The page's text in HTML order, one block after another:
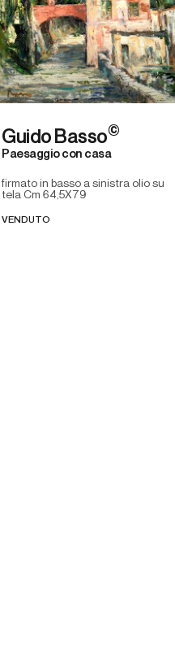
Guido Basso©
Paesaggio con casa
firmato in basso a sinistra olio su
tela Cm 64,5X79
VENDUTO